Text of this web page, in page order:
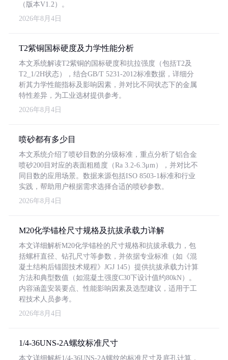
（版本V1.2）。
2026年8月4日
T2紫铜国标硬度及力学性能分析
本文系统解读T2紫铜的国标硬度和抗拉强度（包括T2及
T2_1/2H状态），结合GB/T 5231-2012标准数据，详细分
析其力学性能指标及影响因素，并对比不同状态下的金属
特性差异，为工业选材提供参考。
2026年8月4日
喷砂都有多少目
本文系统介绍了喷砂目数的分级标准，重点分析了铝合金
喷砂200目对应的表面粗糙度（Ra 3.2-6.3μm），并对比不
同目数的应用场景。数据来源包括ISO 8503-1标准和行业
实践，帮助用户根据需求选择合适的喷砂参数。
2026年8月4日
M20化学锚栓尺寸规格及抗拔承载力详解
本文详细解析M20化学锚栓的尺寸规格和抗拔承载力，包
括螺杆直径、钻孔尺寸等参数，并依据专业标准（如《混
凝土结构后锚固技术规程》JGJ 145）提供抗拔承载力计算
方法和典型数值（如混凝土强度C30下设计值约80kN）。
内容涵盖安装要点、性能影响因素及选型建议，适用于工
程技术人员参考。
2026年8月4日
1/4-36UNS-2A螺纹标准尺寸
本文详细解析1/4-36UNS-2A螺纹的标准尺寸及底孔计算，